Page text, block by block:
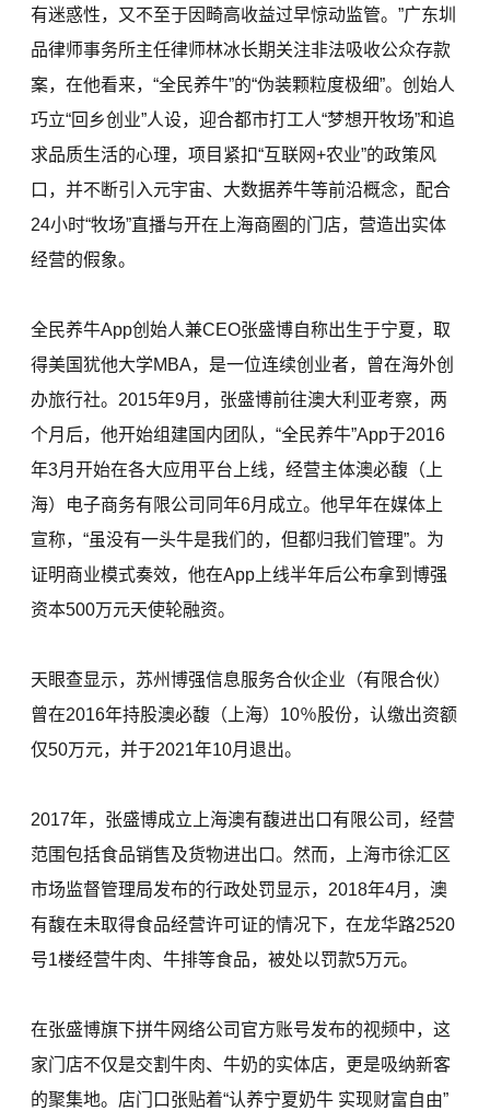
有迷惑性，又不至于因畸高收益过早惊动监管。”广东圳
品律师事务所主任律师林冰长期关注非法吸收公众存款
案，在他看来，“全民养牛”的“伪装颗粒度极细”。创始人
巧立“回乡创业”人设，迎合都市打工人“梦想开牧场”和追
求品质生活的心理，项目紧扣“互联网+农业”的政策风
口，并不断引入元宇宙、大数据养牛等前沿概念，配合
24小时“牧场”直播与开在上海商圈的门店，营造出实体
经营的假象。
全民养牛App创始人兼CEO张盛博自称出生于宁夏，取
得美国犹他大学MBA，是一位连续创业者，曾在海外创
办旅行社。2015年9月，张盛博前往澳大利亚考察，两
个月后，他开始组建国内团队，“全民养牛”App于2016
年3月开始在各大应用平台上线，经营主体澳必馥（上
海）电子商务有限公司同年6月成立。他早年在媒体上
宣称，“虽没有一头牛是我们的，但都归我们管理”。为
证明商业模式奏效，他在App上线半年后公布拿到博强
资本500万元天使轮融资。
天眼查显示，苏州博强信息服务合伙企业（有限合伙）
曾在2016年持股澳必馥（上海）10％股份，认缴出资额
仅50万元，并于2021年10月退出。
2017年，张盛博成立上海澳有馥进出口有限公司，经营
范围包括食品销售及货物进出口。然而，上海市徐汇区
市场监督管理局发布的行政处罚显示，2018年4月，澳
有馥在未取得食品经营许可证的情况下，在龙华路2520
号1楼经营牛肉、牛排等食品，被处以罚款5万元。
在张盛博旗下拼牛网络公司官方账号发布的视频中，这
家门店不仅是交割牛肉、牛奶的实体店，更是吸纳新客
的聚集地。店门口张贴着“认养宁夏奶牛 实现财富自由”